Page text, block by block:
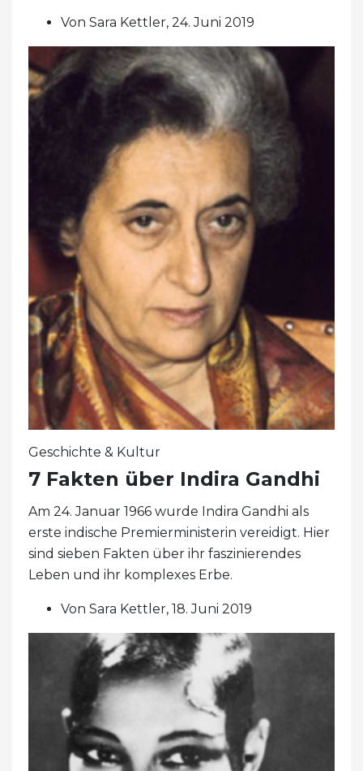
Von Sara Kettler, 24. Juni 2019
Geschichte & Kultur
7 Fakten über Indira Gandhi
Am 24. Januar 1966 wurde Indira Gandhi als
erste indische Premierministerin vereidigt. Hier
sind sieben Fakten über ihr faszinierendes
Leben und ihr komplexes Erbe.
Von Sara Kettler, 18. Juni 2019